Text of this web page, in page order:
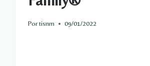
Portisnm 09/01/2022